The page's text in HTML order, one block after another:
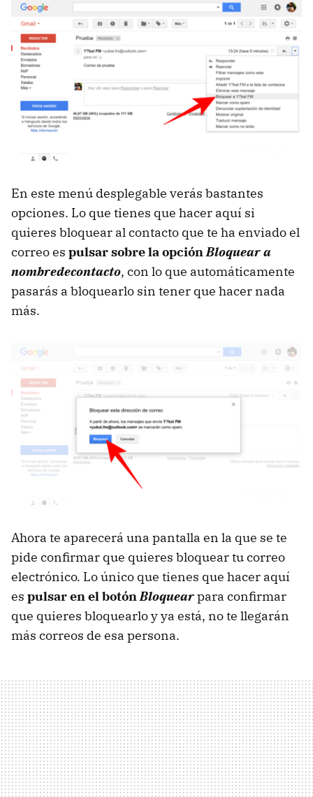
En este menú desplegable verás bastantes
opciones. Lo que tienes que hacer aquí si
quieres bloquear al contacto que te ha enviado el
correo es pulsar sobre la opción Bloquear a
nombredecontacto, con lo que automáticamente
pasarás a bloquearlo sin tener que hacer nada
más.
Ahora te aparecerá una pantalla en la que se te
pide confirmar que quieres bloquear tu correo
electrónico. Lo único que tienes que hacer aquí
es pulsar en el botónBloquearpara confirmar
que quieres bloquearlo y ya está, no te llegarán
más correos de esa persona.